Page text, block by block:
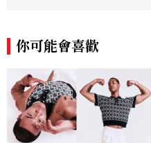
你可能會喜歡